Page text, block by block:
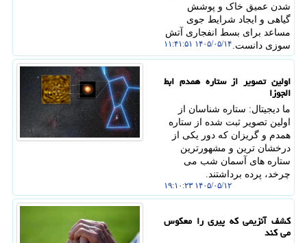
شدن عمیق خاک و پوشش
گیاهی و ایجاد شرایط جوی
مساعد برای بسط انفجاری آتش
سوزی دانست.۱۴۰۵/۰۵/۱۴ ۱۱:۴۱:۵۱
اولین تصویر از ستاره همدم ابط
الجوزا
ما دیجیتال: ستاره شناسان از
اولین تصویر ثبت شده از ستاره
همدم و گریزان که دور یکی از
درخشان ترین و مشهورترین
ستاره های آسمان شب می
چرخد، پرده برداشتند.
۱۴۰۵/۰۵/۱۲ ۱۹:۱۰:۲۳
کشف آنزیمی که پیری را معکوس
می کند